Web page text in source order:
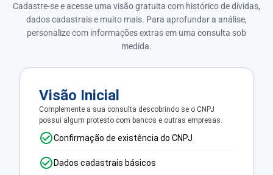
Cadastre-se e acesse uma visão gratuita com histórico de dívidas,
dados cadastrais e muito mais. Para aprofundar a análise,
personalize com informações extras em uma consulta sob
medida.
Visão Inicial
Complemente a sua consulta descobrindo se o CNPJ
possui algum protesto com bancos e outras empresas.
Confirmação de existência do CNPJ
Dados cadastrais básicos